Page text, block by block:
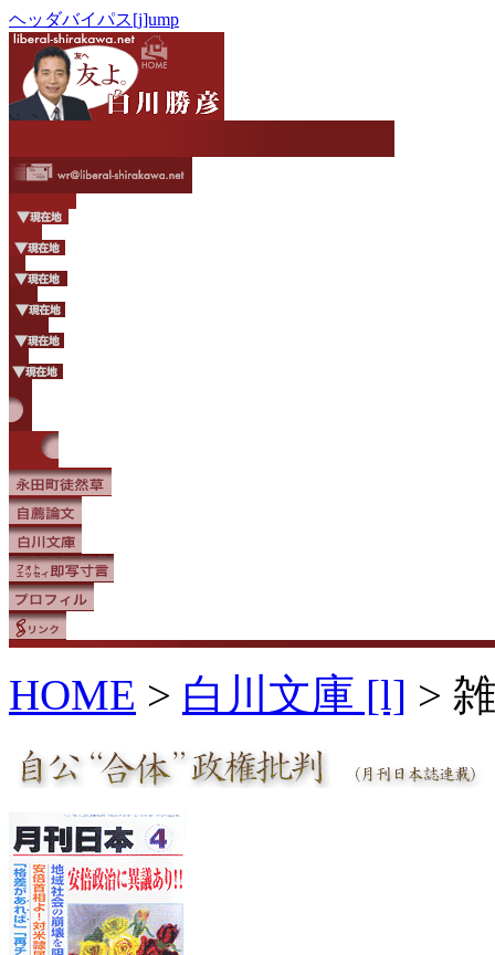
ヘッダバイパス[j]ump
HOME > 白川文庫 [l] >